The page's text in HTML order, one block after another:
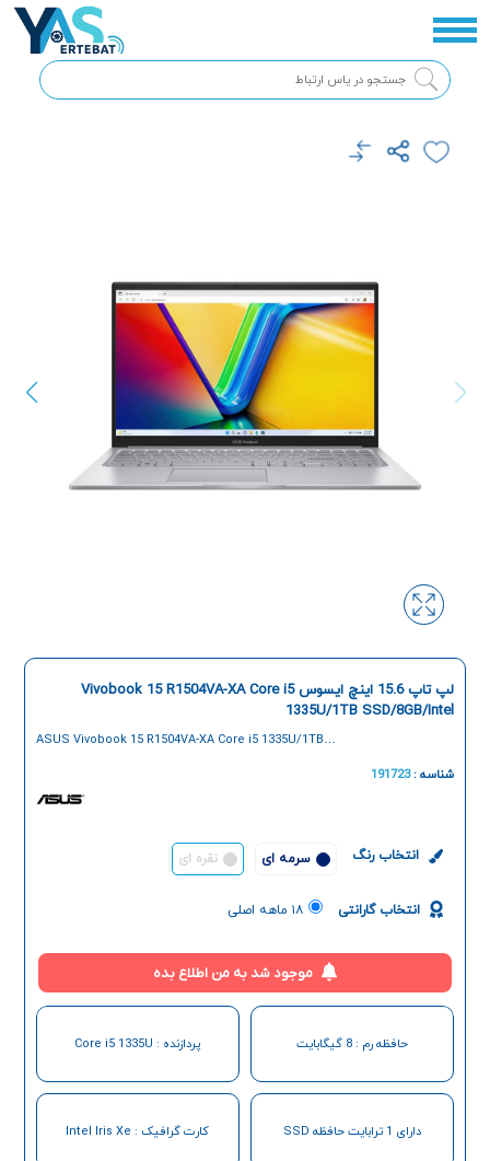
لپ تاپ 15.6 اینچ ایسوس Vivobook 15 R1504VA-XA Core i5
1335U/1TB SSD/8GB/Intel
ASUS Vivobook 15 R1504VA-XA Core i5 1335U/1TB
شناسه :191723
انتخاب رنگ سرمه ای نقره ای
انتخاب گارانتی ۱۸ ماهه اصلی
موجود شد به من اطلاع بده
حافظه رم : 8 گیگابایت پردازنده : Core i5 1335U
دارای 1 ترابایت حافظه SSD کارت گرافیک : Intel Iris Xe